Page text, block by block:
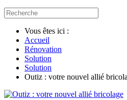
Vous êtes ici :
Accueil
Rénovation
Solution
Solution
Outiz : votre nouvel allié